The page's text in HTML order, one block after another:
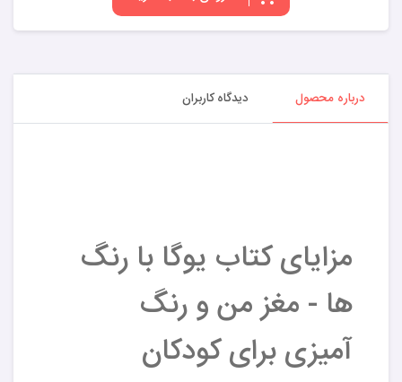
درباره محصول دیدگاه کاربران
مزایای کتاب یوگا با رنگ
ها - مغز من و رنگ
آمیزی برای کودکان